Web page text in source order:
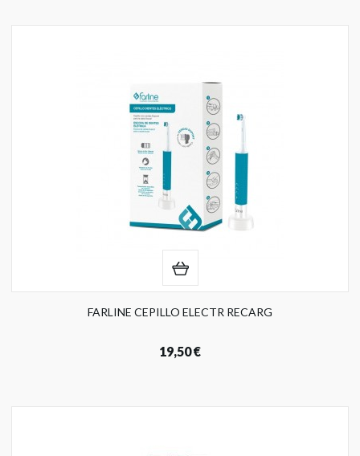
FARLINE CEPILLO ELECTR RECARG
19,50 €